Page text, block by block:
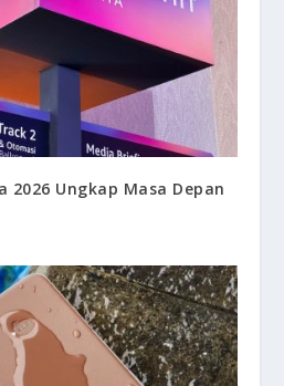
2026 Ungkap Masa Depan